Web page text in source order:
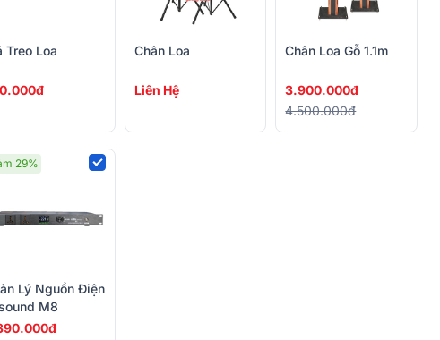
Treo Loa Chân Loa
Liên Hệ
Chân Loa Gỗ 1.1m
3.900.000đ
4.500.000đ
Lý Nguồn Điện
M8
29%